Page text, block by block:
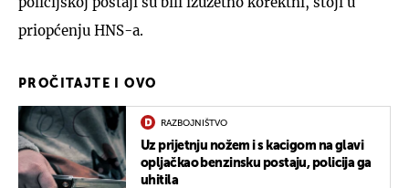
priopćenju HNS-a.
PROČITAJTE I OVO
RAZBOJNIŠTVO
Uz prijetnju nožem i s kacigom na glavi
opljačkao benzinsku postaju, policija ga
uhitila